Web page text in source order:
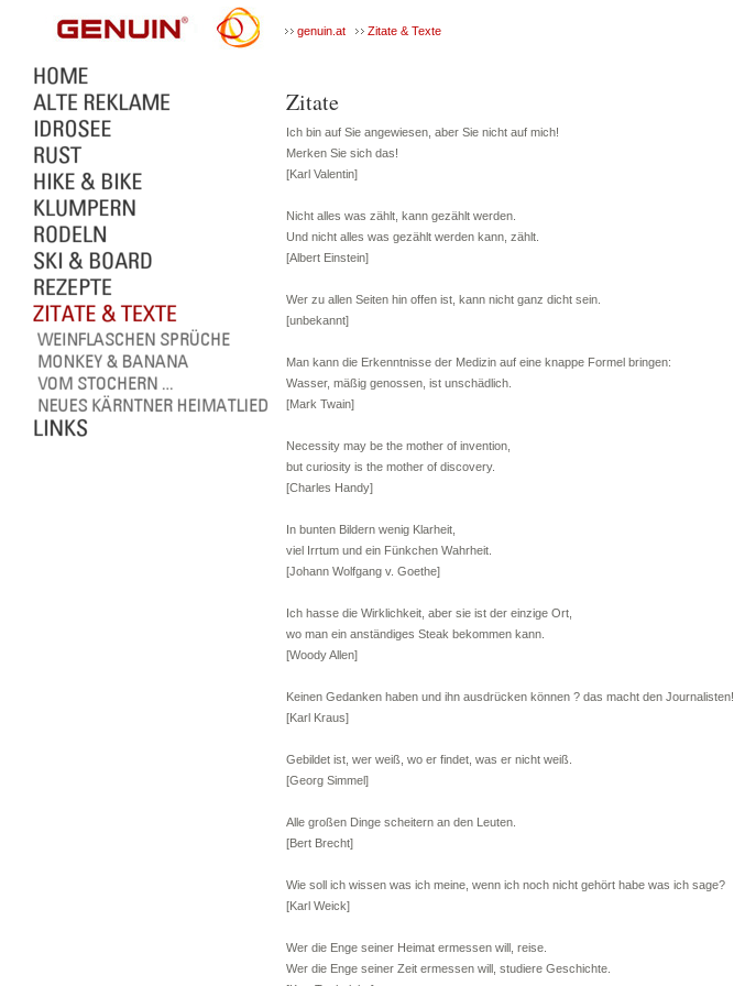
genuin.at Zitate & Texte
Zitate
Ich bin auf Sie angewiesen, aber Sie nicht auf mich!
Merken Sie sich das!
[Karl Valentin]
Nicht alles was zählt, kann gezählt werden.
Und nicht alles was gezählt werden kann, zählt.
[Albert Einstein]
Wer zu allen Seiten hin offen ist, kann nicht ganz dicht sein.
[unbekannt]
Man kann die Erkenntnisse der Medizin auf eine knappe Formel bringen:
Wasser, mäßig genossen, ist unschädlich.
[Mark Twain]
Necessity may be the mother of invention,
but curiosity is the mother of discovery.
[Charles Handy]
In bunten Bildern wenig Klarheit,
viel Irrtum und ein Fünkchen Wahrheit.
[Johann Wolfgang v. Goethe]
Ich hasse die Wirklichkeit, aber sie ist der einzige Ort,
wo man ein anständiges Steak bekommen kann.
[Woody Allen]
Keinen Gedanken haben und ihn ausdrücken können ? das macht den Journalisten!
[Karl Kraus]
Gebildet ist, wer weiß, wo er findet, was er nicht weiß.
[Georg Simmel]
Alle großen Dinge scheitern an den Leuten.
[Bert Brecht]
Wie soll ich wissen was ich meine, wenn ich noch nicht gehört habe was ich sage?
[Karl Weick]
Wer die Enge seiner Heimat ermessen will, reise.
Wer die Enge seiner Zeit ermessen will, studiere Geschichte.